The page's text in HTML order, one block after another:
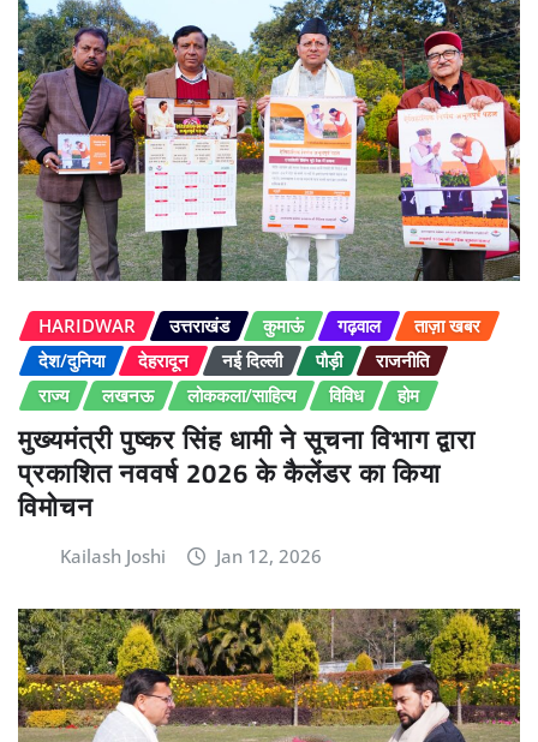
HARIDWAR उत्तराखंड कुमाऊं गढ़वाल
ताज़ा खबर
देश/दुनिया
देहरादून नई दिल्ली पौड़ी
राजनीति
राज्य
लखनऊ लोककला/साहित्य विविध होम
मुख्यमंत्री पुष्कर सिंह धामी ने सूचना विभाग द्वारा
प्रकाशित नववर्ष 2026 के कैलेंडर का किया
विमोचन
Kailash Joshi Jan 12, 2026